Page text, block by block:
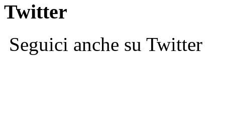
Twitter
Seguici anche su Twitter